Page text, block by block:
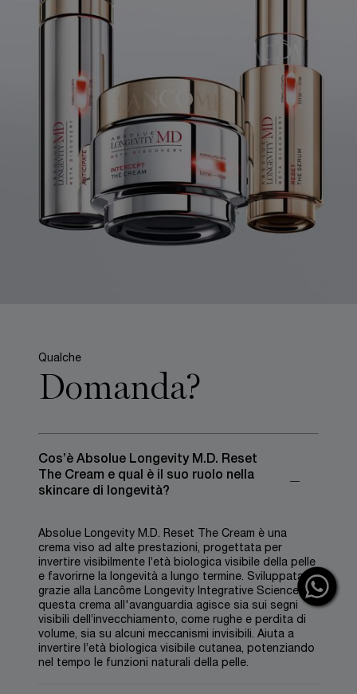
Qualche
Domanda?
Cos’è Absolue Longevity M.D. Reset
The Cream e qual è il suo ruolo nella
skincare di longevità?
Absolue Longevity M.D. Reset The Cream è una
crema viso ad alte prestazioni, progettata per
invertire visibilmente l’età biologica visibile della pelle
e favorirne la longevità a lungo termine. Sviluppata
grazie alla Lancôme Longevity Integrative Science®,
questa crema all'avanguardia agisce sia sui segni
visibili dell’invecchiamento, come rughe e perdita di
volume, sia su alcuni meccanismi invisibili. Aiuta a
invertire l’età biologica visibile cutanea, potenziando
nel tempo le funzioni naturali della pelle.